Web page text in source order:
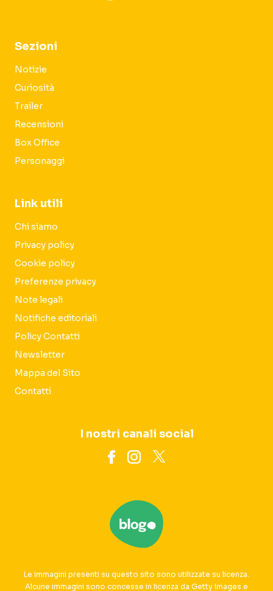
Sezioni
Notizie
Curiosità
Trailer
Recensioni
Box Office
Personaggi
Link utili
Chi siamo
Privacy policy
Cookie policy
Preferenze privacy
Note legali
Notifiche editoriali
Policy Contatti
Newsletter
Mappa del Sito
Contatti
I nostri canali social
Le immagini presenti su questo sito sono utilizzate su licenza.
Alcune immagini sono concesse in licenza da Getty Images e